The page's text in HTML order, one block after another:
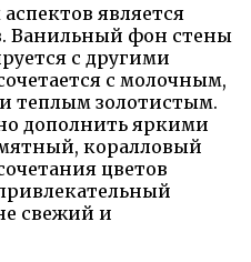
является
Ванильный фон стены
с другими
с молочным,
теплым золотистым.
дополнить яркими
коралловый
цветов
свежий и